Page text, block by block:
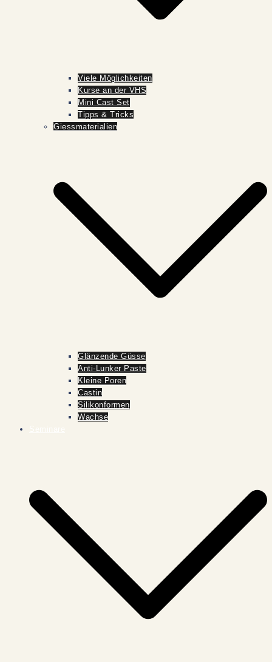
Viele Möglichkeiten
Kurse an der VHS
Mini Cast Set
Tipps & Tricks
Giessmaterialien
Glänzende Güsse
Anti-Lunker Paste
Kleine Poren
Castin
Silikonformen
Wachse